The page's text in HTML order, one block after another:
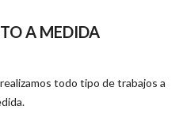
A MEDIDA
todo tipo de trabajos a